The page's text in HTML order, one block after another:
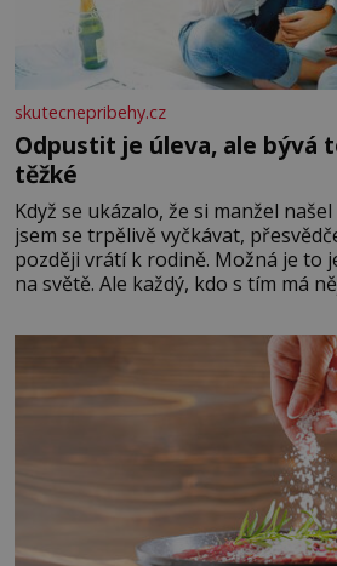
skutecnepribehy.cz
Odpustit je úleva, ale bývá
těžké
Když se ukázalo, že si manžel
jsem se trpělivě vyčkávat,
později vrátí k rodině. Možná je to
na světě. Ale každý, kdo s tím má
Když se ke mně doneslo, že si